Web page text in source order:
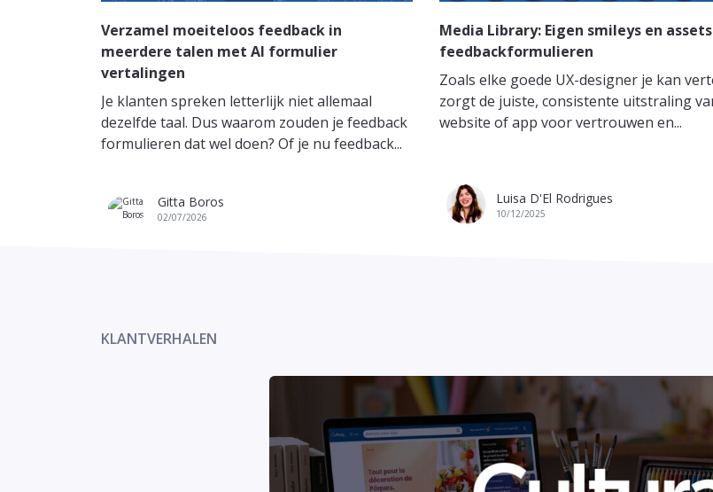
Verzamel moeiteloos feedback in
meerdere talen met AI formulier
vertalingen
Je klanten spreken letterlijk niet allemaal
dezelfde taal. Dus waarom zouden je feedback
formulieren dat wel doen? Of je nu feedback...
Gitta Boros
02/07/2026
Media Library: Eigen smileys en
feedbackformulieren
Zoals elke goede UX-designer je kan
zorgt de juiste, consistente uitstraling
website of app voor vertrouwen en...
Luisa D'El Rodrigues
10/12/2025
KLANTVERHALEN